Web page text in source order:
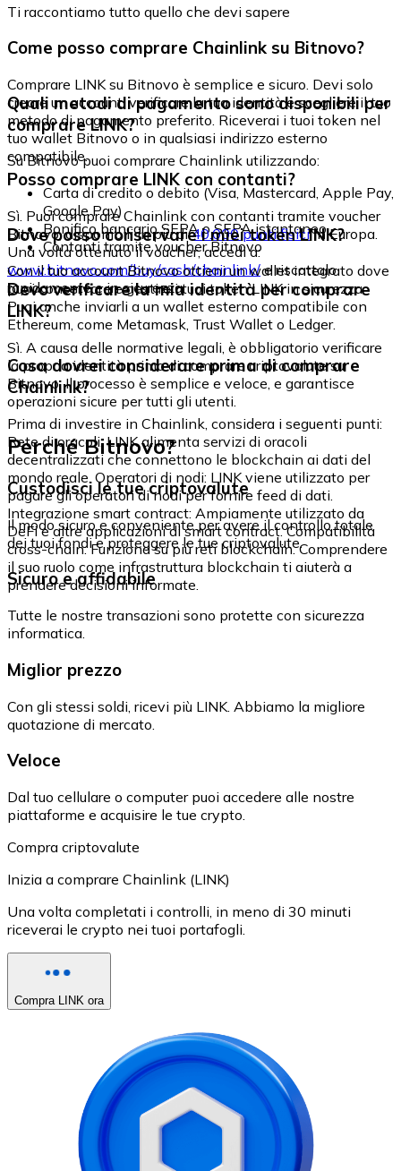
Ti raccontiamo tutto quello che devi sapere
Come posso comprare Chainlink su Bitnovo?
Comprare LINK su Bitnovo è semplice e sicuro. Devi solo
creare un account, verificare la tua identità e scegliere il tuo
metodo di pagamento preferito. Riceverai i tuoi token nel
tuo wallet Bitnovo o in qualsiasi indirizzo esterno
compatibile.
Quali metodi di pagamento sono disponibili per
comprare LINK?
Su Bitnovo puoi comprare Chainlink utilizzando:
Carta di credito o debito (Visa, Mastercard, Apple Pay,
Google Pay)
Bonifico bancario SEPA o SEPA istantaneo
Contanti tramite voucher Bitnovo
Posso comprare LINK con contanti?
Sì. Puoi comprare Chainlink con contanti tramite voucher
Bitnovo, disponibili in più di40.000 punti fisiciin Europa.
Una volta ottenuto il voucher, accedi a:
www.bitnovo.com/buy/cash/chainlink/e riscattalo
rapidamente e in sicurezza.
Dove posso conservare i miei token LINK?
Con il tuo account Bitnovo ottieni un wallet integrato dove
puoi conservare e gestire i tuoi token LINK in sicurezza.
Puoi anche inviarli a un wallet esterno compatibile con
Ethereum, come Metamask, Trust Wallet o Ledger.
Devo verificare la mia identità per comprare
LINK?
Sì. A causa delle normative legali, è obbligatorio verificare
la propria identità prima di comprare criptovalute su
Bitnovo. Il processo è semplice e veloce, e garantisce
operazioni sicure per tutti gli utenti.
Cosa dovrei considerare prima di comprare
Chainlink?
Prima di investire in Chainlink, considera i seguenti punti:
Rete di oracoli: LINK alimenta servizi di oracoli
decentralizzati che connettono le blockchain ai dati del
mondo reale. Operatori di nodi: LINK viene utilizzato per
pagare gli operatori di nodi per fornire feed di dati.
Integrazione smart contract: Ampiamente utilizzato da
DeFi e altre applicazioni di smart contract. Compatibilità
cross-chain: Funziona su più reti blockchain. Comprendere
il suo ruolo come infrastruttura blockchain ti aiuterà a
prendere decisioni informate.
Perché Bitnovo?
Custodisci le tue criptovalute
Il modo sicuro e conveniente per avere il controllo totale
dei tuoi fondi e proteggere le tue criptovalute.
Sicuro e affidabile
Tutte le nostre transazioni sono protette con sicurezza
informatica.
Miglior prezzo
Con gli stessi soldi, ricevi più LINK. Abbiamo la migliore
quotazione di mercato.
Veloce
Dal tuo cellulare o computer puoi accedere alle nostre
piattaforme e acquisire le tue crypto.
Compra criptovalute
Inizia a comprare Chainlink (LINK)
Una volta completati i controlli, in meno di 30 minuti
riceverai le crypto nei tuoi portafogli.
Compra LINK ora